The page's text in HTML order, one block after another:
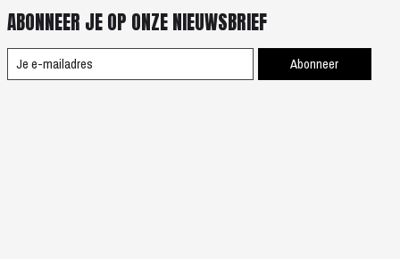
ABONNEER JE OP ONZE NIEUWSBRIEF
Abonneer